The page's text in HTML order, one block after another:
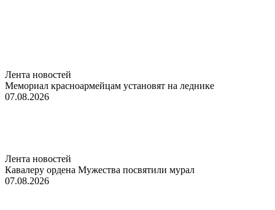
Лента новостей
Мемориал красноармейцам установят на леднике
07.08.2026
Лента новостей
Кавалеру ордена Мужества посвятили мурал
07.08.2026